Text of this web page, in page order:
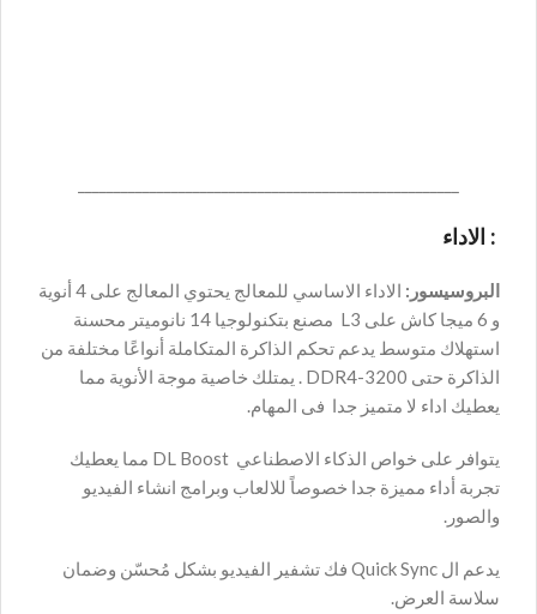
: الاداء
البروسيسور:
الاداء الاساسي للمعالج يحتوي المعالج على 4 أنوية
و 6 ميجا كاش على L3 مصنع بتكنولوجيا 14 نانوميتر محسنة
استهلاك متوسط يدعم تحكم الذاكرة المتكاملة أنواعًا مختلفة من
الذاكرة حتى DDR4-3200 . يمتلك خاصية موجة الأنوية مما
يعطيك اداء لا متميز جدا فى المهام.
يتوافر على خواص الذكاء الاصطناعي DL Boost مما يعطيك
تجربة أداء مميزة جدا خصوصاً للالعاب وبرامج انشاء الفيديو
والصور.
يدعم ال Quick Sync فك تشفير الفيديو بشكل مُحسّن وضمان
سلاسة العرض.